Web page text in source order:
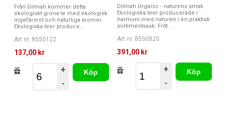
Från Dilmah kommer detta
ekologiskt gröna te med ekologisk
ingefärsrot och naturliga aromer.
Ekologiska teer produce...
Art nr. 8550122
137,00 kr
+
-
Köp
Dilmah Organic - naturens smak.
Ekologiska teer producerade i
harmoni med naturen i en praktisk
sortimentsask. Fritt ...
Art nr. 8550820
391,00 kr
+
-
Köp